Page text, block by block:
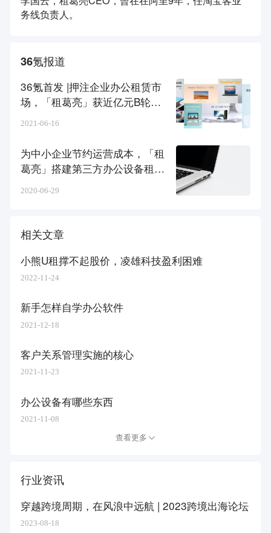
务线负责人。
36氪报道
36氪首发 |押注企业办公租赁市
场，「租葛亮」获近亿元B轮融
2021-06-16
为中小企业节约运营成本，「租
葛亮」搭建第三方办公设备租赁
2020-06-29
相关文章
小熊U租撑不起股价，凌雄科技盈利困难
2022-11-24
新手怎样自学办公软件
2021-12-18
客户关系管理实施的核心
2021-11-23
办公设备有哪些东西
2021-11-08
查看更多
行业资讯
穿越跨境周期，在风浪中远航 | 2023跨境出海论坛
2023-08-18